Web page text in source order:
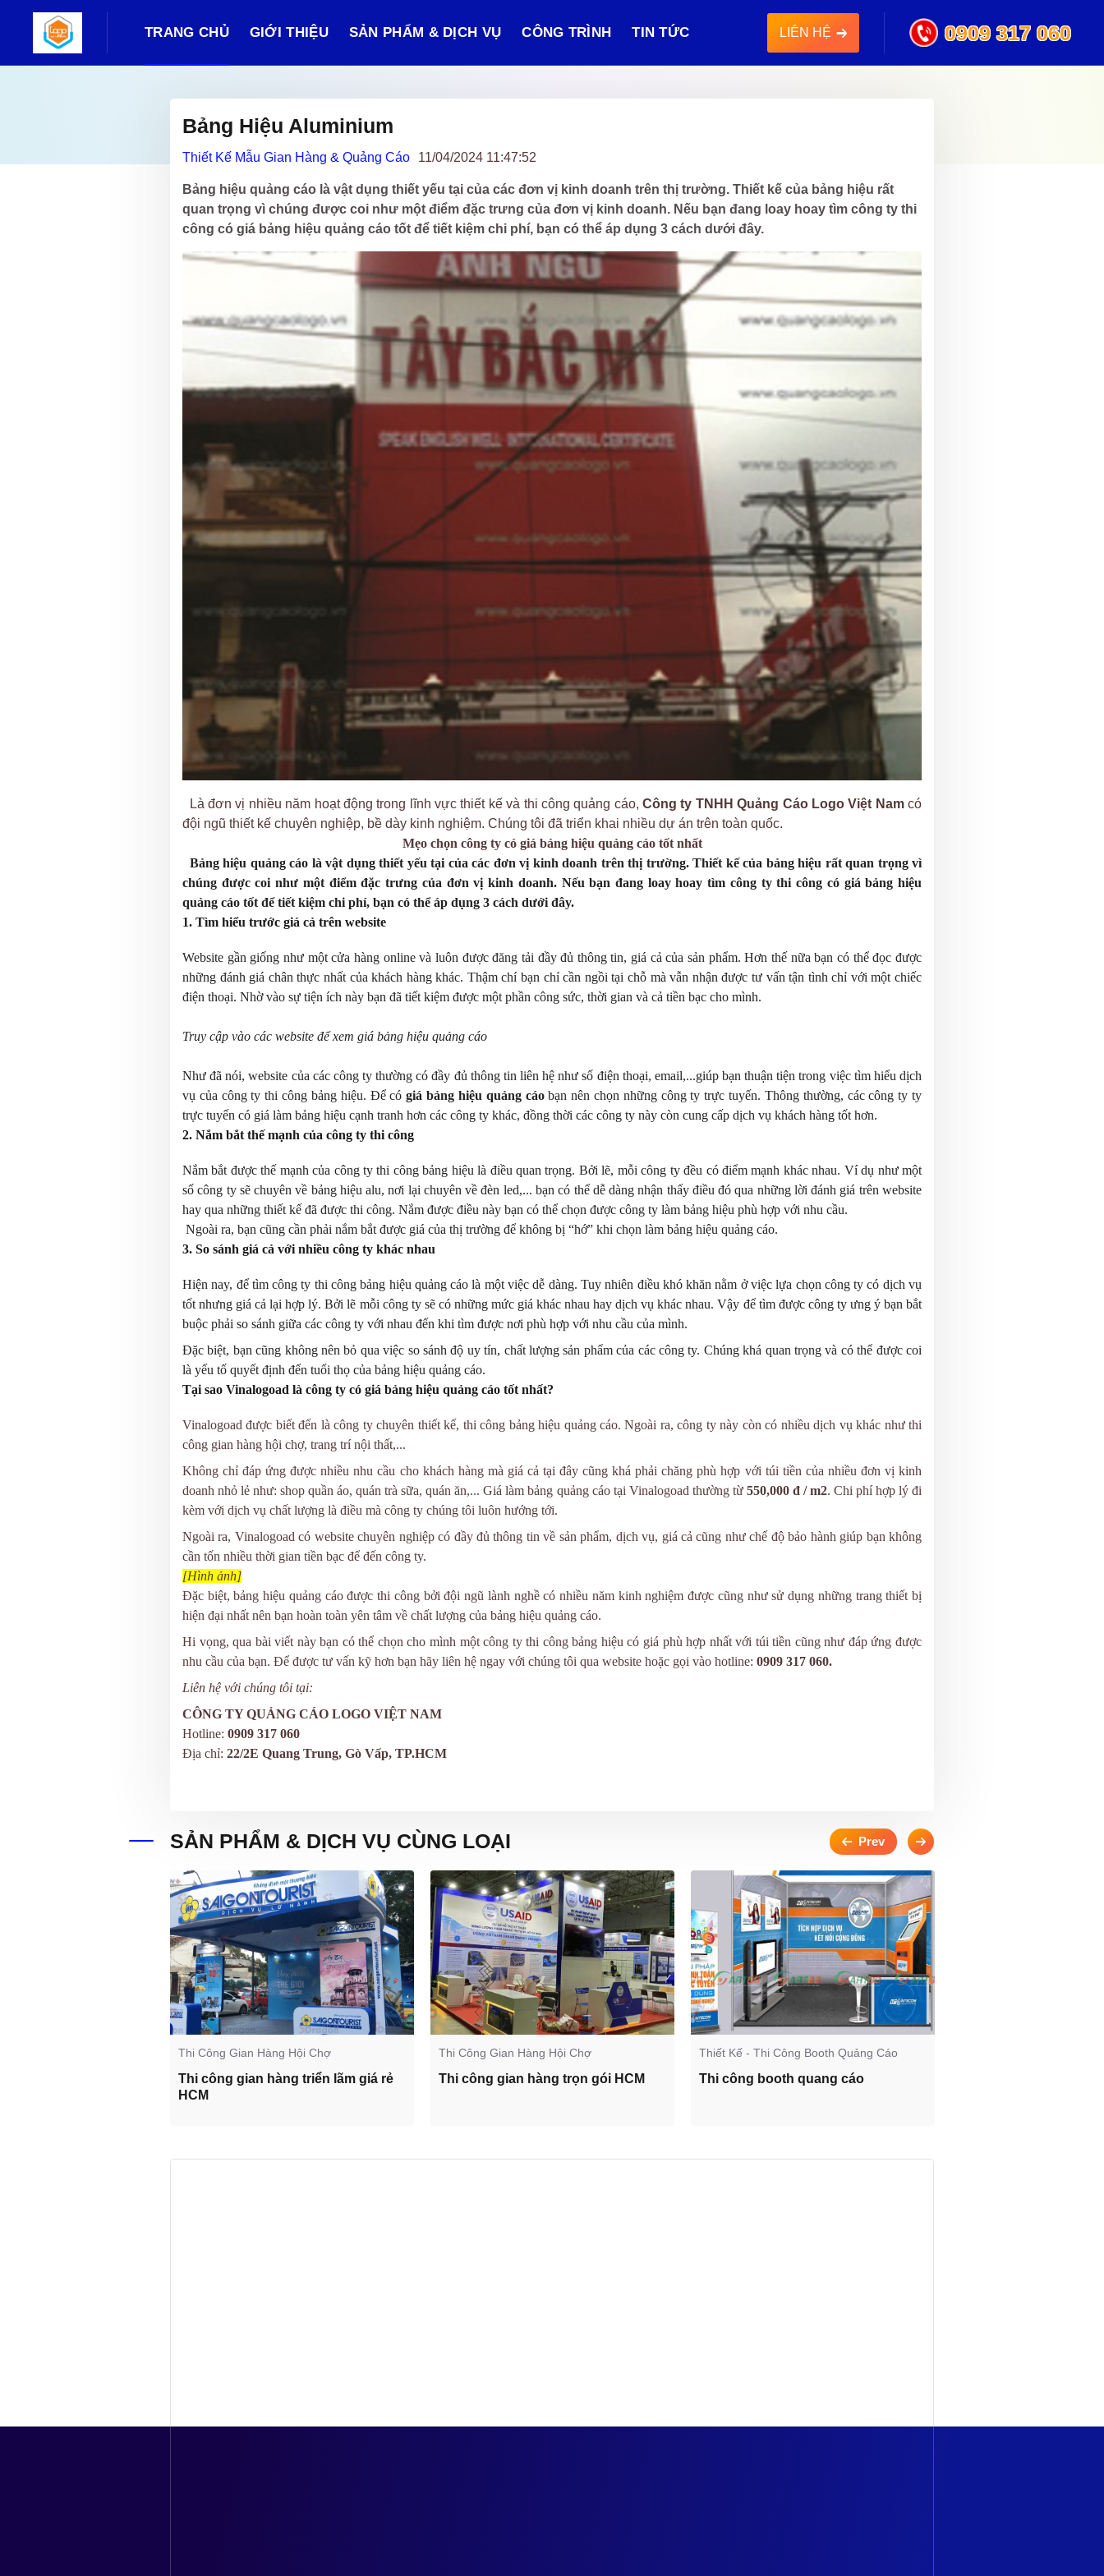
TRANG CHỦ GIỚI THIỆU SẢN PHẨM & DỊCH VỤ CÔNG TRÌNH TIN TỨC LIÊN HỆ 0909 317 060
Bảng Hiệu Aluminium
Thiết Kế Mẫu Gian Hàng & Quảng Cáo 11/04/2024 11:47:52
Bảng hiệu quảng cáo là vật dụng thiết yếu tại của các đơn vị kinh doanh trên thị trường. Thiết kế của bảng hiệu rất
quan trọng vì chúng được coi như một điểm đặc trưng của đơn vị kinh doanh. Nếu bạn đang loay hoay tìm công ty thi
công có giá bảng hiệu quảng cáo tốt để tiết kiệm chi phí, bạn có thể áp dụng 3 cách dưới đây.
Là đơn vị nhiều năm hoạt động trong lĩnh vực thiết kế và thi công quảng cáo,Công ty TNHH Quảng Cáo Logo Việt Namcó
đội ngũ thiết kế chuyên nghiệp, bề dày kinh nghiệm. Chúng tôi đã triển khai nhiều dự án trên toàn quốc.
Mẹo chọn công ty có giá bảng hiệu quảng cáo tốt nhất
Bảng hiệu quảng cáo là vật dụng thiết yếu tại của các đơn vị kinh doanh trên thị trường. Thiết kế của bảng hiệu rất quan trọng vì
chúng được coi như một điểm đặc trưng của đơn vị kinh doanh. Nếu bạn đang loay hoay tìm công ty thi công có giá bảng hiệu
quảng cáo tốt để tiết kiệm chi phí, bạn có thể áp dụng 3 cách dưới đây.
1. Tìm hiểu trước giá cả trên website
Website gần giống như một cửa hàng online và luôn được đăng tải đầy đủ thông tin, giá cả của sản phẩm. Hơn thế nữa bạn có thể đọc được
những đánh giá chân thực nhất của khách hàng khác. Thậm chí bạn chỉ cần ngồi tại chỗ mà vẫn nhậnđược tư vấn tận tình chỉ vớimộtchiếc
điện thoại. Nhờ vào sự tiện ích này bạn đã tiết kiệm được một phần công sức, thời gian và cả tiền bạc cho mình.
Truy cập vào các website để xem giá bảng hiệu quảng cáo
Như đã nói, website của các công ty thường có đầy đủ thông tin liên hệ như số điện thoại, email,...giúp bạn thuận tiện trong việc tìm hiểu dịch
vụ của công ty thi công bảng hiệu. Để cógiá bảng hiệu quảng cáobạn nên chọn những công ty trực tuyến. Thông thường, các công ty ty
trực tuyến có giá làm bảng hiệu cạnh tranh hơn các công ty khác, đồng thời các công ty này còn cung cấp dịch vụ khách hàng tốt hơn.
2. Nắm bắt thế mạnh của công ty thi công
Nắm bắt được thế mạnh của công ty thi công bảng hiệu là điều quan trọng. Bởi lẽ, mỗi công ty đều có điểm mạnh khác nhau. Ví dụ như một
số công ty sẽ chuyên về bảng hiệu alu, nơi lại chuyên về đèn led,... bạn có thể dễ dàng nhận thấy điều đó qua những lời đánh giá trên website
hay qua những thiết kế đã được thi công. Nắm được điều này bạn có thể chọn được công ty làm bảng hiệu phù hợp với nhu cầu.
Ngoài ra, bạn cũng cần phải nắm bắt được giá của thị trường để không bị “hớ” khi chọn làm bảng hiệu quảng cáo.
3. So sánh giá cả với nhiều công ty khác nhau
Hiện nay, để tìm công ty thi công bảng hiệu quảng cáo là một việc dễ dàng. Tuy nhiên điều khó khăn nằm ở việc lựa chọn công ty có dịch vụ
tốt nhưng giá cả lại hợp lý. Bởi lẽ mỗi công ty sẽ có những mức giá khác nhau hay dịch vụ khác nhau. Vậy để tìm được công ty ưng ý bạn bắt
buộc phải so sánh giữa các công ty với nhau đến khi tìm được nơi phù hợp với nhu cầu của mình.
Đặc biệt, bạn cũng không nên bỏ qua việc so sánh độ uy tín, chất lượng sản phẩm của các công ty. Chúng khá quan trọng và có thể được coi
là yếu tố quyết định đến tuổi thọ của bảng hiệu quảng cáo.
Tại sao Vinalogoad là công ty có giá bảng hiệu quảng cáo tốt nhất?
Vinalogoad được biết đến là công ty chuyên thiết kế, thi công bảng hiệu quảng cáo. Ngoài ra, công ty này còn có nhiều dịch vụ khác như thi
công gian hàng hội chợ, trang trí nội thất,...
Không chỉ đáp ứng được nhiều nhu cầu cho khách hàng mà giá cả tại đây cũng khá phải chăng phù hợp với túi tiền của nhiều đơn vị kinh
doanh nhỏ lẻ như: shop quần áo, quán trà sữa, quán ăn,...Giá làm bảng quảng cáo tại Vinalogoad thường từ 550,000 đ / m2. Chi phí hợp lý đi
kèm với dịch vụ chất lượng là điều mà công ty chúng tôi luôn hướng tới.
Ngoài ra, Vinalogoad có website chuyên nghiệp có đầy đủ thông tin về sản phẩm, dịch vụ, giá cả cũng như chế độ bảo hành giúp bạn không
cần tốn nhiều thời gian tiền bạc để đến công ty.
[Hình ảnh]
Đặc biệt, bảng hiệu quảng cáo được thi công bởiđội ngũ lành nghề có nhiều năm kinh nghiệm được cũng như sử dụng những trang thiết bị
hiện đại nhất nên bạn hoàn toàn yên tâm về chất lượng của bảng hiệu quảng cáo.
Hi vọng, qua bài viết này bạn có thể chọn cho mình một công ty thi công bảng hiệu có giá phù hợp nhất với túi tiền cũng như đáp ứngđược
nhu cầu của bạn. Để được tư vấn kỹ hơn bạn hãy liên hệ ngay với chúng tôi qua website hoặc gọi vào hotline: 0909 317 060.
Liên hệ với chúng tôi tại:
CÔNG TY QUẢNG CÁO LOGO VIỆT NAM
Hotline: 0909 317 060
Địa chỉ: 22/2E Quang Trung, Gò Vấp, TP.HCM
SẢN PHẨM & DỊCH VỤ CÙNG LOẠI
Thi Công Gian Hàng Hội Chợ
Thi công gian hàng triển lãm giá rẻ
HCM
Thi Công Gian Hàng Hội Chợ
Thi công gian hàng trọn gói HCM
Thiết Kế - Thi Công Booth Quảng Cáo
Thi công booth quang cáo